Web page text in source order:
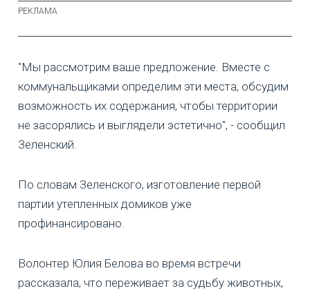
"Мы рассмотрим ваше предложение. Вместе с
коммунальщиками определим эти места, обсудим
возможность их содержания, чтобы территории
не засорялись и выглядели эстетично", - сообщил
Зеленский.
По словам Зеленского, изготовление первой
партии утепленных домиков уже
профинансировано.
Волонтер Юлия Белова во время встречи
рассказала, что переживает за судьбу животных,